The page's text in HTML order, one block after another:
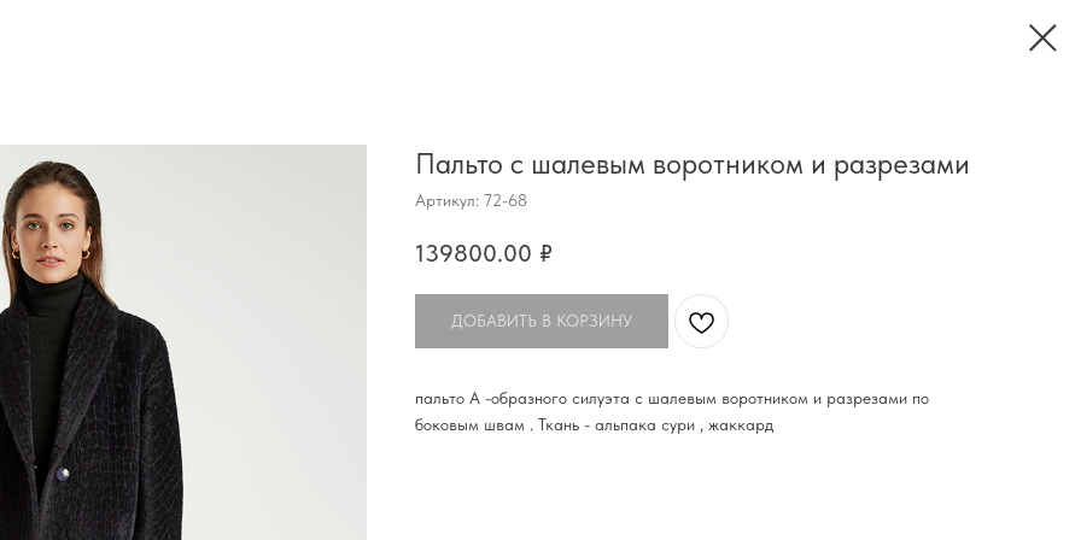
Пальто с шалевым воротником и разрезами
Артикул: 72-68
139800.00 ₽
ДОБАВИТЬ В КОРЗИНУ
пальто А -образного силуэта с шалевым воротником и разрезами по
боковым швам . Ткань - альпака сури , жаккард